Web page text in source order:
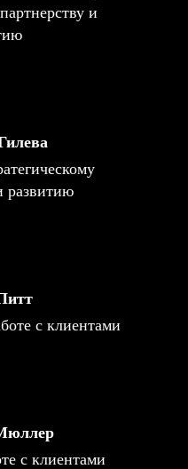
и
развитию
с клиентами
с клиентами